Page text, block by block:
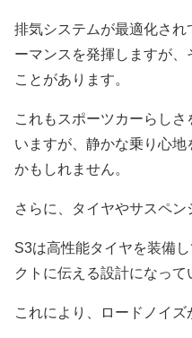
排気システムが最適化さ
ーマンスを発揮しますが
ことがあります。
これもスポーツカーらし
いますが、静かな乗り心
かもしれません。
さらに、タイヤやサスペン
S3は高性能タイヤを装備
クトに伝える設計になって
これにより、ロードノイズ